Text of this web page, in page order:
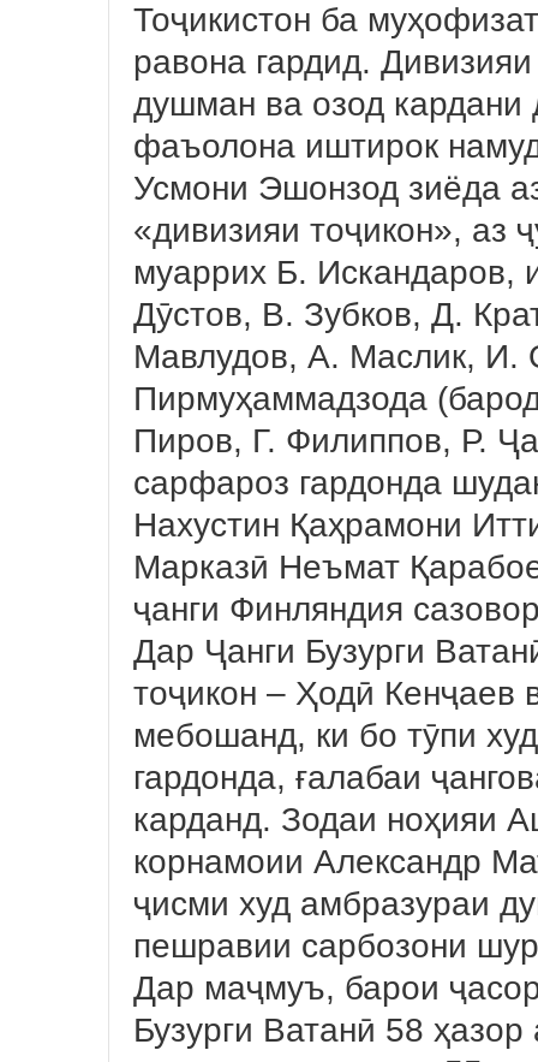
Тоҷикистон ба
равона гардид.
душман ва озод
фаъолона иштирок
Усмони Эшонзод зиёда
«дивизияи тоҷикон», аз
муаррих Б. Искандаров,
Дӯстов, В. Зубков, Д.
Мавлудов, А. Маслик,
Пирмуҳаммадзода
Пиров, Г. Филиппов, Р.
сарфароз гардонда
Нахустин Қаҳрамони
Марказӣ Неъмат
ҷанги Финляндия
Дар Ҷанги Бузурги
тоҷикон – Ҳодӣ
мебошанд, ки бо тӯпи
гардонда, ғалабаи
карданд. Зодаи ноҳияи
корнамоии Александр
ҷисми худ амбразураи
пешравии сарбозони
Дар маҷмуъ, барои
Бузурги Ватанӣ 58